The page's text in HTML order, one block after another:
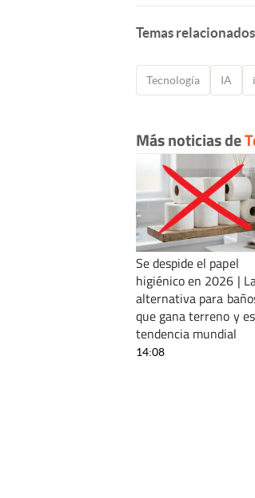
Temas relacionados
Tecnología IA
Más noticias de
Se despide el papel
higiénico en 2026 |
alternativa para
que gana terreno y es
tendencia mundial
14:08